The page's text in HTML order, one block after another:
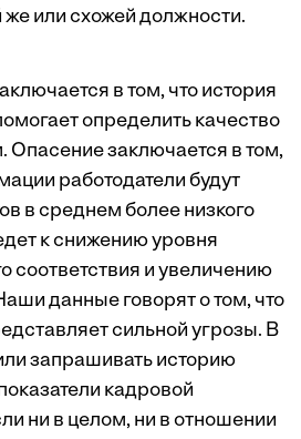
же или схожей должности.
в том, что история
определить качество
Опасение заключается в том,
работодатели будут
в среднем более низкого
к снижению уровня
соответствия и увеличению
данные говорят о том, что
сильной угрозы. В
запрашивать историю
кадровой
ни в целом, ни в отношении